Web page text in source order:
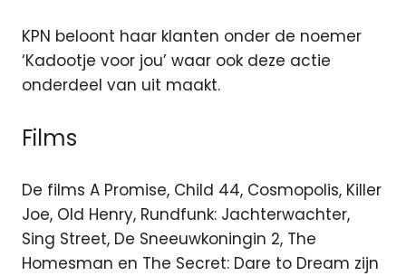
KPN beloont haar klanten onder de noemer
‘Kadootje voor jou’ waar ook deze actie
onderdeel van uit maakt.
Films
De films A Promise, Child 44, Cosmopolis, Killer
Joe, Old Henry, Rundfunk: Jachterwachter,
Sing Street, De Sneeuwkoningin 2, The
Homesman en The Secret: Dare to Dream zijn